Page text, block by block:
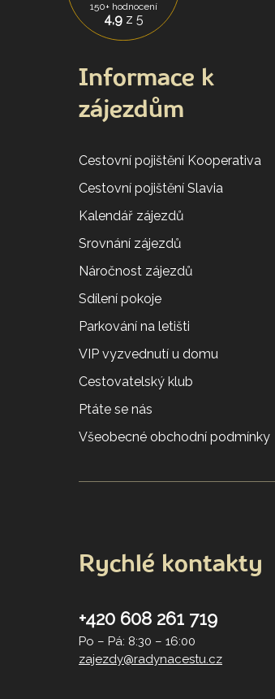
150+ hodnocení
4,9z 5
Informace k
zájezdům
Cestovní pojištění Kooperativa
Cestovní pojištění Slavia
Kalendář zájezdů
Srovnání zájezdů
Náročnost zájezdů
Sdílení pokoje
Parkování na letišti
VIP vyzvednutí u domu
Cestovatelský klub
Ptáte se nás
Všeobecné obchodní podmínky
Rychlé kontakty
+420 608 261 719
Po – Pá: 8:30 – 16:00
zajezdy@radynacestu.cz